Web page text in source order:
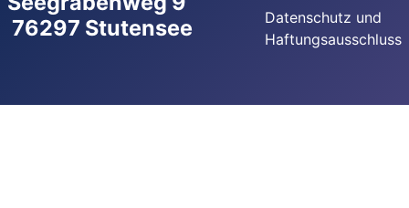
76297 Stutensee
Datenschutz und
Haftungsausschluss